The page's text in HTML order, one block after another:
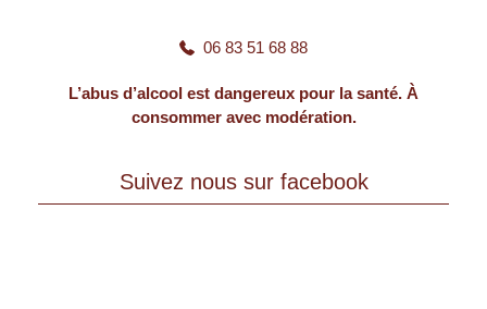
06 83 51 68 88
L’abus d’alcool est dangereux pour la santé. À
consommer avec modération.
Suivez nous sur facebook